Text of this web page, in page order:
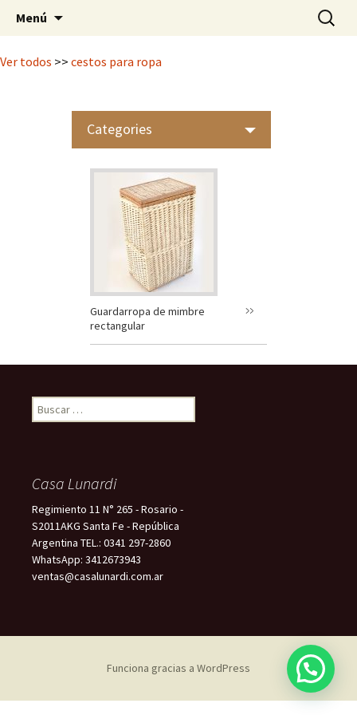
Casa Lunardi
Mimbrería Artesanal
Menú
Buscar:
Ver todos >> cestos para ropa
Categories
Guardarropa de mimbre
rectangular
Buscar:
Casa Lunardi
Regimiento 11 N° 265 - Rosario -
S2011AKG Santa Fe - República
Argentina TEL.: 0341 297-2860
WhatsApp: 3412673943
ventas@casalunardi.com.ar
Funciona gracias a WordPress